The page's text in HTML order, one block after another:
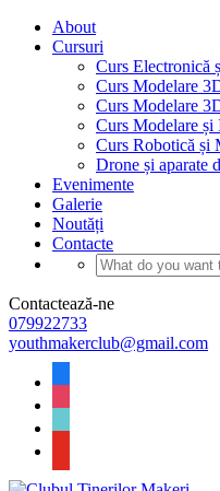
About
Cursuri
Curs Electronică
Curs Modelare
Curs Modelare
Curs Modelare și
Curs Robotică și
Drone și aparate
Evenimente
Galerie
Noutăți
Contacte
Contactează-ne
079922733
youthmakerclub@gmail.com